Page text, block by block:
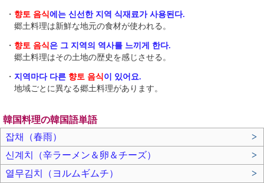
・ 향토 음식에는 신선한 지역 식재료가 사용된다.
郷土料理は新鮮な地元の食材が使われる。
・ 향토 음식 은 그 지역의 역사를 느끼게 한다.
郷土料理はその土地の歴史を感じさせる。
・ 지역마다 다른 향토 음식 이 있어요.
地域ごとに異なる郷土料理があります。
韓国料理の韓国語単語
잡채（春雨）
>
신계치（辛ラーメン＆卵＆チーズ）
>
열무김치（ヨルムギムチ）
>